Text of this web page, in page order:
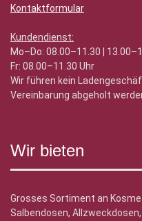
Kontaktformular
Kundendienst:
Mo–Do: 08.00–11.30 |
Fr: 08.00–11.30 Uhr
Wir führen kein
Vereinbarung abgeholt
Wir bieten
Grosses Sortiment an
Salbendosen,